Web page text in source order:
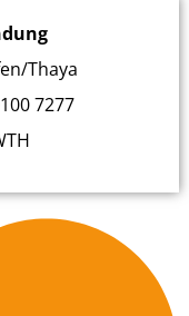
Thaya
7277